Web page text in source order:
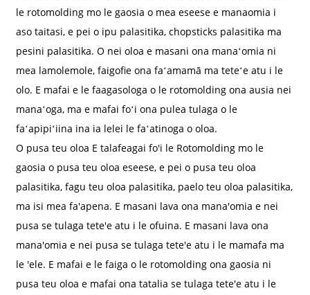
le rotomolding mo le gaosia o mea eseese e manaomia i
aso taitasi, e pei o ipu palasitika, chopsticks palasitika ma
pesini palasitika. O nei oloa e masani ona manaʻomia ni
mea lamolemole, faigofie ona faʻamamā ma teteʻe atu i le
olo. E mafai e le faagasologa o le rotomolding ona ausia nei
manaʻoga, ma e mafai foʻi ona pulea tulaga o le
faʻapipiʻiina ina ia lelei le faʻatinoga o oloa.
O pusa teu oloa E talafeagai fo'i le Rotomolding mo le
gaosia o pusa teu oloa eseese, e pei o pusa teu oloa
palasitika, fagu teu oloa palasitika, paelo teu oloa palasitika,
ma isi mea fa'apena. E masani lava ona mana'omia e nei
pusa se tulaga tete'e atu i le ofuina. E masani lava ona
mana'omia e nei pusa se tulaga tete'e atu i le mamafa ma
le 'ele. E mafai e le faiga o le rotomolding ona gaosia ni
pusa teu oloa e mafai ona tatalia se tulaga tete'e atu i le